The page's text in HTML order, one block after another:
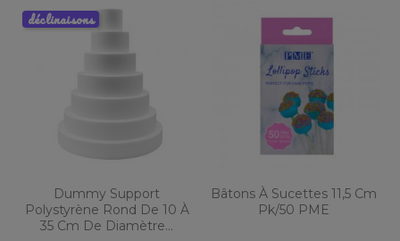
Dummy Support
Polystyrène Rond De 10 À
35 Cm De Diamètre...
déclinaisons
Bâtons À Sucettes 11,5 Cm
Pk/50 PME